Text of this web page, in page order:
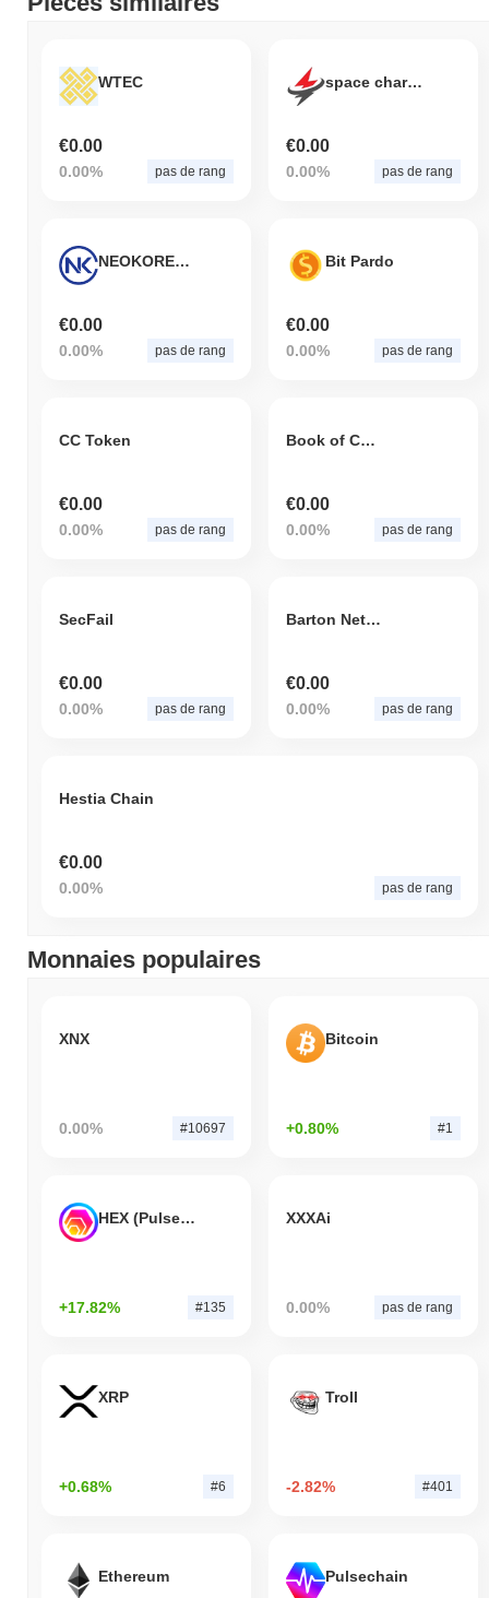
WTEC
€0.00
0.00% pas de rang
space charging coin
€0.00
0.00% pas de rang
NEOKOREA COIN
€0.00
0.00% pas de rang
Bit Pardo
€0.00
0.00% pas de rang
CC Token
€0.00
0.00% pas de rang
Book of Coinfessions
€0.00
0.00% pas de rang
SecFail
€0.00
0.00% pas de rang
Barton Network
€0.00
0.00% pas de rang
Hestia Chain
€0.00
0.00% pas de rang
Monnaies populaires
XNX
0.00% #10697
Bitcoin
+0.80% #1
HEX (Pulsechain)
+17.82% #135
XXXAi
0.00% pas de rang
XRP
+0.68% #6
Troll
-2.82% #401
Ethereum Pulsechain